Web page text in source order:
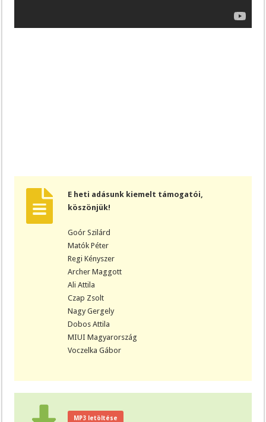
E heti adásunk kiemelt támogatói,
köszönjük!
Goór Szilárd
Matók Péter
Regi Kényszer
Archer Maggott
Ali Attila
Czap Zsolt
Nagy Gergely
Dobos Attila
MIUI Magyarország
Voczelka Gábor
MP3 letöltése